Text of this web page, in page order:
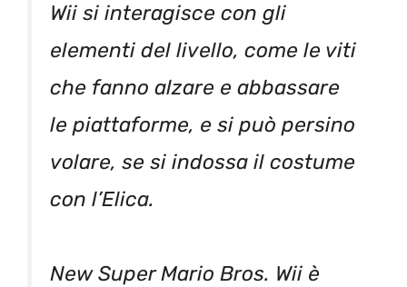
Wii si interagisce con gli
elementi del livello, come le viti
che fanno alzare e abbassare
le piattaforme, e si può persino
volare, se si indossa il costume
con l’Elica.
New Super Mario Bros. Wii è